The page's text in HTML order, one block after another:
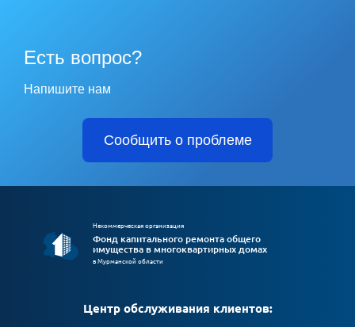
Есть вопрос?
Напишите нам
Сообщить о проблеме
Некоммерческая организация
Фонд капитального ремонта общего
имущества в многоквартирных домах
в Мурманской области
Центр обслуживания клиентов: